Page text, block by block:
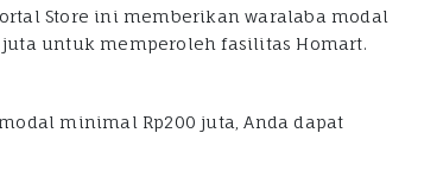
Store ini memberikan waralaba modal
untuk memperoleh fasilitas Homart.
minimal Rp200 juta, Anda dapat